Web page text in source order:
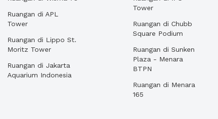
Ruangan di APL
Tower
Ruangan di Lippo St.
Moritz Tower
Ruangan di Jakarta
Aquarium Indonesia
Tower
Ruangan di Chubb
Square Podium
Ruangan di Sunken
Plaza - Menara
BTPN
Ruangan di Menara
165